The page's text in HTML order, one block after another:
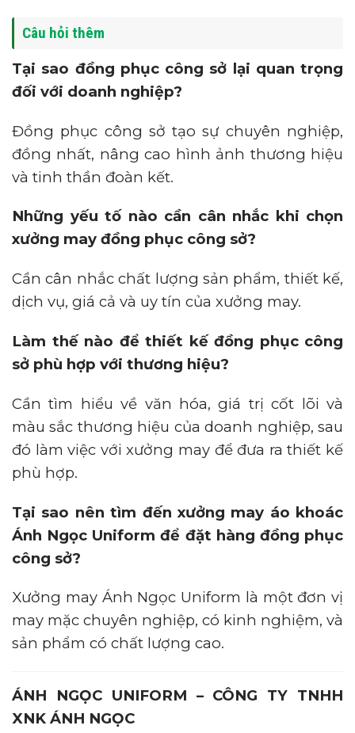
Câu hỏi thêm
Tại sao đồng phục công sở lại quan trọng
đối với doanh nghiệp?
Đồng phục công sở tạo sự chuyên nghiệp,
đồng nhất, nâng cao hình ảnh thương hiệu
và tinh thần đoàn kết.
Những yếu tố nào cần cân nhắc khi chọn
xưởng may đồng phục công sở?
Cần cân nhắc chất lượng sản phẩm, thiết kế,
dịch vụ, giá cả và uy tín của xưởng may.
Làm thế nào để thiết kế đồng phục công
sở phù hợp với thương hiệu?
Cần tìm hiểu về văn hóa, giá trị cốt lõi và
màu sắc thương hiệu của doanh nghiệp, sau
đó làm việc với xưởng may để đưa ra thiết kế
phù hợp.
Tại sao nên tìm đến xưởng may áo khoác
Ánh Ngọc Uniform để đặt hàng đồng phục
công sở?
Xưởng may Ánh Ngọc Uniform là một đơn vị
may mặc chuyên nghiệp, có kinh nghiệm, và
sản phẩm có chất lượng cao.
ÁNH NGỌC UNIFORM – CÔNG TY TNHH
XNK ÁNH NGỌC